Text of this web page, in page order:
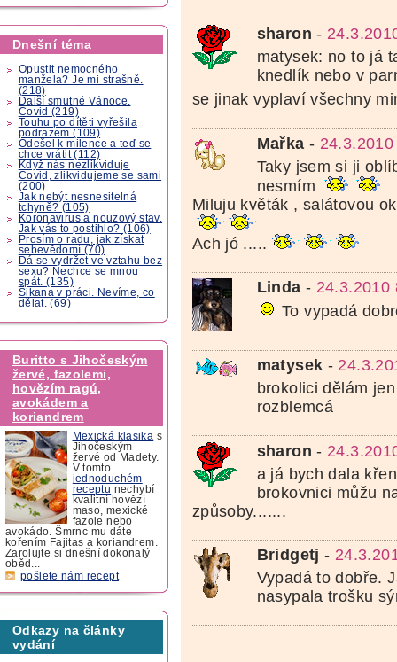
Dnešní téma
Opustit nemocného
manžela? Je mi strašně.
(218)
Další smutné Vánoce.
Covid (219)
Touhu po dítěti vyřešila
podrazem (109)
Odešel k milence a teď se
chce vrátit (112)
Když nás nezlikviduje
Covid, zlikvidujeme se sami
(200)
Jak nebýt nesnesitelná
tchyně? (105)
Koronavirus a nouzový stav.
Jak vás to postihlo? (106)
Prosím o radu, jak získat
sebevědomí (70)
Dá se vydržet ve vztahu bez
sexu? Nechce se mnou
spát. (135)
Šikana v práci. Nevíme, co
dělat. (69)
Buritto s Jihočeským
žervé, fazolemi,
hovězím ragú,
avokádem a
koriandrem
Mexická klasika s
Jihočeským
žervé od Madety.
V tomto
jednoduchém
receptu nechybí
kvalitní hovězí
maso, mexické
fazole nebo
avokádo. Šmrnc mu dáte
kořením Fajitas a koriandrem.
Zarolujte si dnešní dokonalý
oběd...
pošlete nám recept
Odkazy na články
vydání
sharon -
matysek: no to já
knedlík nebo v
se jinak vyplaví všechny
Mařka -
Taky jsem si ji
nesmím
Miluju květák , salátovou
Ach jó .....
Linda - 24.3.2010
To vypadá
matysek -
brokolici dělám
rozblemcá
sharon -
a já bych dala
brokovnici můžu
způsoby.......
Bridgetj -
Vypadá to dobře.
nasypala trošku